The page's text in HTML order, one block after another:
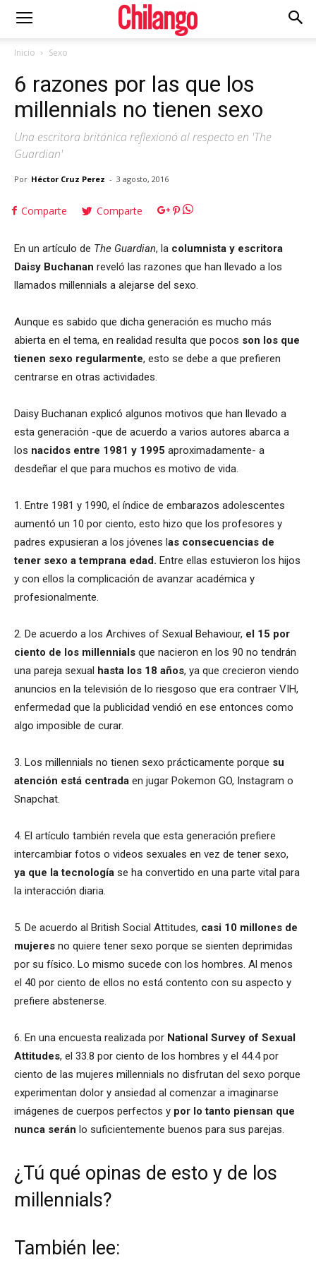
Inicio Sexo
6 razones por las que los
millennials no tienen sexo
Una escritora británica reflexionó al respecto en 'The
Guardian'
Por Héctor Cruz Perez - 3 agosto, 2016
Comparte Comparte
En un artículo de The Guardian, la columnista y escritora
Daisy Buchanan reveló las razones que han llevado a los
llamados millennials a alejarse del sexo.
Aunque es sabido que dicha generación es mucho más
abierta en el tema, en realidad resulta que pocos son los que
tienen sexo regularmente, esto se debe a que prefieren
centrarse en otras actividades.
Daisy Buchanan explicó algunos motivos que han llevado a
esta generación -que de acuerdo a varios autores abarca a
los nacidos entre 1981 y 1995 aproximadamente- a
desdeñar el que para muchos es motivo de vida.
1. Entre 1981 y 1990, el índice de embarazos adolescentes
aumentó un 10 por ciento, esto hizo que los profesores y
padres expusieran a los jóvenes las consecuencias de
tener sexo a temprana edad. Entre ellas estuvieron los hijos
y con ellos la complicación de avanzar académica y
profesionalmente.
2. De acuerdo a los Archives of Sexual Behaviour, el 15 por
ciento de los millennials que nacieron en los 90 no tendrán
una pareja sexual hasta los 18 años, ya que crecieron viendo
anuncios en la televisión de lo riesgoso que era contraer VIH,
enfermedad que la publicidad vendió en ese entonces como
algo imposible de curar.
3. Los millennials no tienen sexo prácticamente porque su
atención está centrada en jugar Pokemon GO, Instagram o
Snapchat.
4. El artículo también revela que esta generación prefiere
intercambiar fotos o videos sexuales en vez de tener sexo,
ya que la tecnología se ha convertido en una parte vital para
la interacción diaria.
5. De acuerdo al British Social Attitudes, casi 10 millones de
mujeres no quiere tener sexo porque se sienten deprimidas
por su físico. Lo mismo sucede con los hombres. Al menos
el 40 por ciento de ellos no está contento con su aspecto y
prefiere abstenerse.
6. En una encuesta realizada por National Survey of Sexual
Attitudes, el 33.8 por ciento de los hombres y el 44.4 por
ciento de las mujeres millennials no disfrutan del sexo porque
experimentan dolor y ansiedad al comenzar a imaginarse
imágenes de cuerpos perfectos y por lo tanto piensan que
nunca serán lo suficientemente buenos para sus parejas.
¿Tú qué opinas de esto y de los
millennials?
También lee: